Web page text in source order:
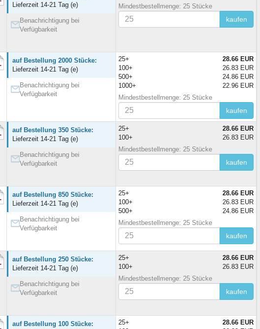
Lieferzeit 14-21 Tag (e)
Benachrichtigung bei
Verfügbarkeit
Mindestbestellmenge: 25 Stücke
kaufen
auf Bestellung 2000 Stücke:
Lieferzeit 14-21 Tag (e)
Benachrichtigung bei
Verfügbarkeit
25+
28.66 EUR
100+
26.83 EUR
500+
24.86 EUR
1000+
22.96 EUR
Mindestbestellmenge: 25 Stücke
kaufen
auf Bestellung 350 Stücke:
Lieferzeit 14-21 Tag (e)
Benachrichtigung bei
Verfügbarkeit
25+
28.66 EUR
100+
26.83 EUR
Mindestbestellmenge: 25 Stücke
kaufen
auf Bestellung 850 Stücke:
Lieferzeit 14-21 Tag (e)
Benachrichtigung bei
Verfügbarkeit
25+
28.66 EUR
100+
26.83 EUR
500+
24.86 EUR
Mindestbestellmenge: 25 Stücke
kaufen
auf Bestellung 250 Stücke:
Lieferzeit 14-21 Tag (e)
Benachrichtigung bei
Verfügbarkeit
25+
28.66 EUR
100+
26.83 EUR
Mindestbestellmenge: 25 Stücke
kaufen
auf Bestellung 100 Stücke:
25+
28.66 EUR